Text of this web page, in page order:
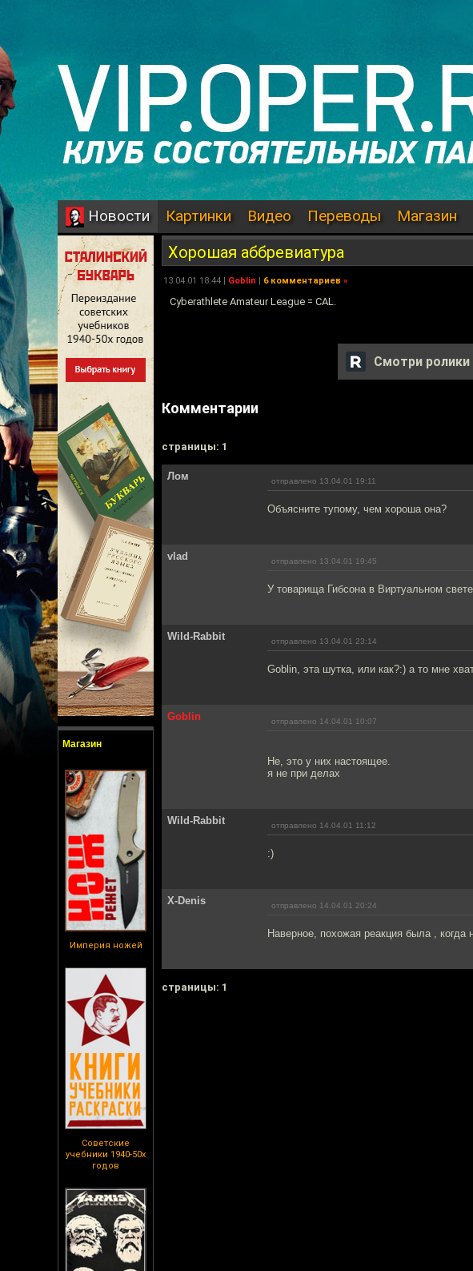
Новости Картинки Видео Переводы Магазин
Магазин
Империя ножей
Советские
учебники 1940-50х
годов
Хорошая аббревиатура
13.04.01 18:44 | Goblin | 6 комментариев »
Cyberathlete Amateur League = CAL.
Смотри ролики
Комментарии
cтраницы: 1
Лом отправлено 13.04.01 19:11
Объясните тупому, чем хороша она?
vlad отправлено 13.04.01 19:45
У товарища Гибсона в Виртуальном
Wild-Rabbit отправлено 13.04.01 23:14
Goblin, эта шутка, или как?:) а то мне
Goblin отправлено 14.04.01 10:07
Не, это у них настоящее.
я не при делах
Wild-Rabbit отправлено 14.04.01 11:12
:)
X-Denis отправлено 14.04.01 20:24
Наверное, похожая реакция была ,
cтраницы: 1